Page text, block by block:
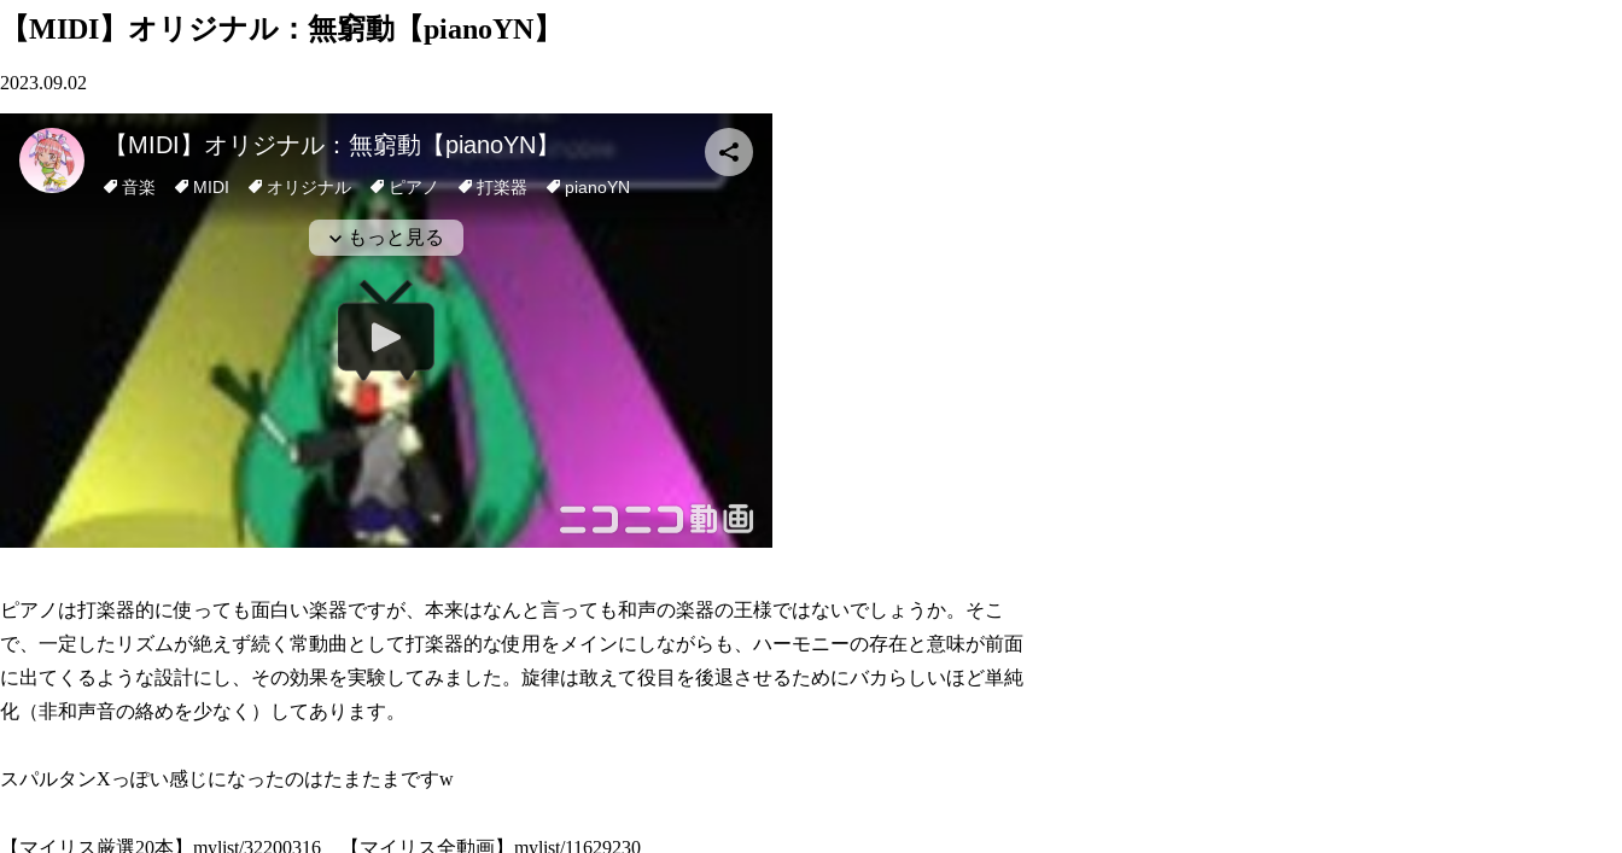
【MIDI】オリジナル：無窮動【pianoYN】
2023.09.02
ピアノは打楽器的に使っても面白い楽器ですが、本来はなんと言っても和声の楽器の王様ではないでしょうか。そこ
で、一定したリズムが絶えず続く常動曲として打楽器的な使用をメインにしながらも、ハーモニーの存在と意味が前面
に出てくるような設計にし、その効果を実験してみました。旋律は敢えて役目を後退させるためにバカらしいほど単純
化（非和声音の絡めを少なく）してあります。
スパルタンXっぽい感じになったのはたまたまですw
【マイリス厳選20本】mylist/32200316 【マイリス全動画】mylist/11629230